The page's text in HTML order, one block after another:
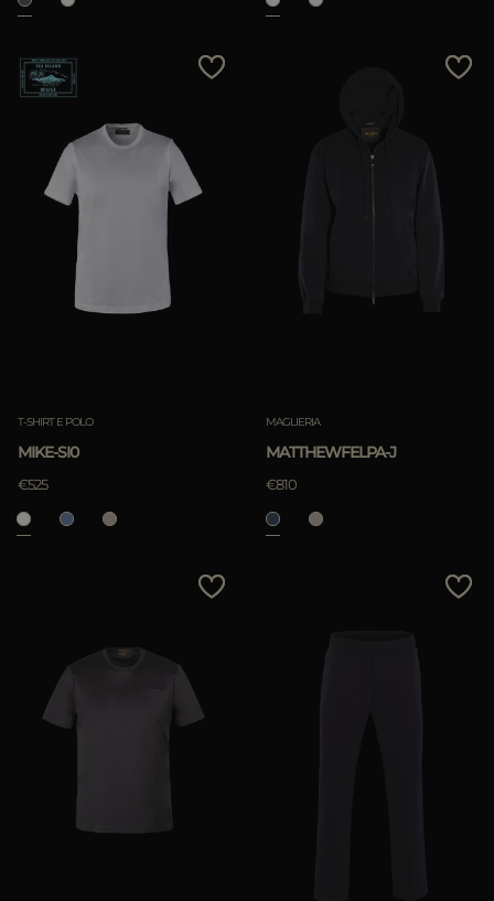
T-SHIRT E POLO
MIKE-SI0
€525
MAGLIERIA
MATTHEWFELPA-J
€810